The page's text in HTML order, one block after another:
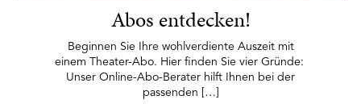
Abos entdecken!
Beginnen Sie Ihre wohlverdiente Auszeit mit
einem Theater-Abo. Hier finden Sie vier Gründe:
Unser Online-Abo-Berater hilft Ihnen bei der
passenden […]